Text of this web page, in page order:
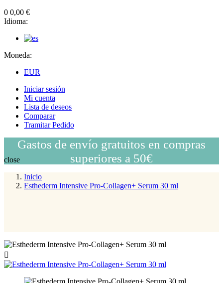
0 0,00 €
Idioma:
Moneda:
EUR
Iniciar sesión
Mi cuenta
Lista de deseos
Comparar
Tramitar Pedido
Gastos de envío gratuitos en compras
superiores a 50€
close
Inicio
Esthederm Intensive Pro-Collagen+ Serum 30 ml
